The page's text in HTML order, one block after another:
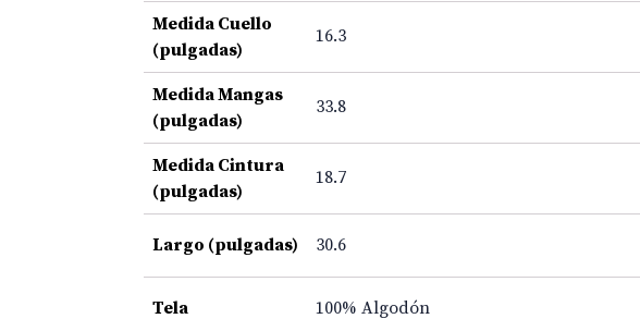
Medida Cuello
(pulgadas)
16.3
Medida Mangas
(pulgadas)
33.8
Medida Cintura
(pulgadas)
18.7
Largo (pulgadas) 30.6
Tela 100% Algodón